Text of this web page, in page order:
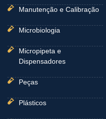
Manutenção e Calibração
Microbiologia
Micropipeta e
Dispensadores
Peças
Plásticos